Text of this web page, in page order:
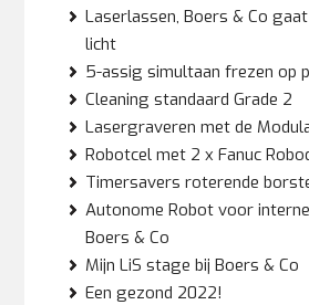
Laserlassen, Boers & Co
licht
5-assig simultaan frezen op
Cleaning standaard Grade 2
Lasergraveren met de
Robotcel met 2 x Fanuc
Timersavers roterende
Autonome Robot voor
Boers & Co
Mijn LiS stage bij Boers & Co
Een gezond 2022!